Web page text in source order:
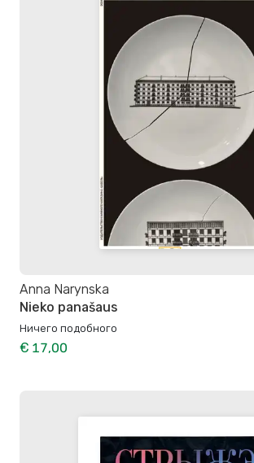
Anna Narynska
Nieko panašaus
Ничего подобного
€ 17,00